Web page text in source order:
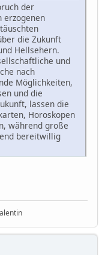
der
erzogenen
die Zukunft
Hellsehern.
und
nach
Möglichkeiten,
und die
lassen die
Horoskopen
während große
bereitwillig